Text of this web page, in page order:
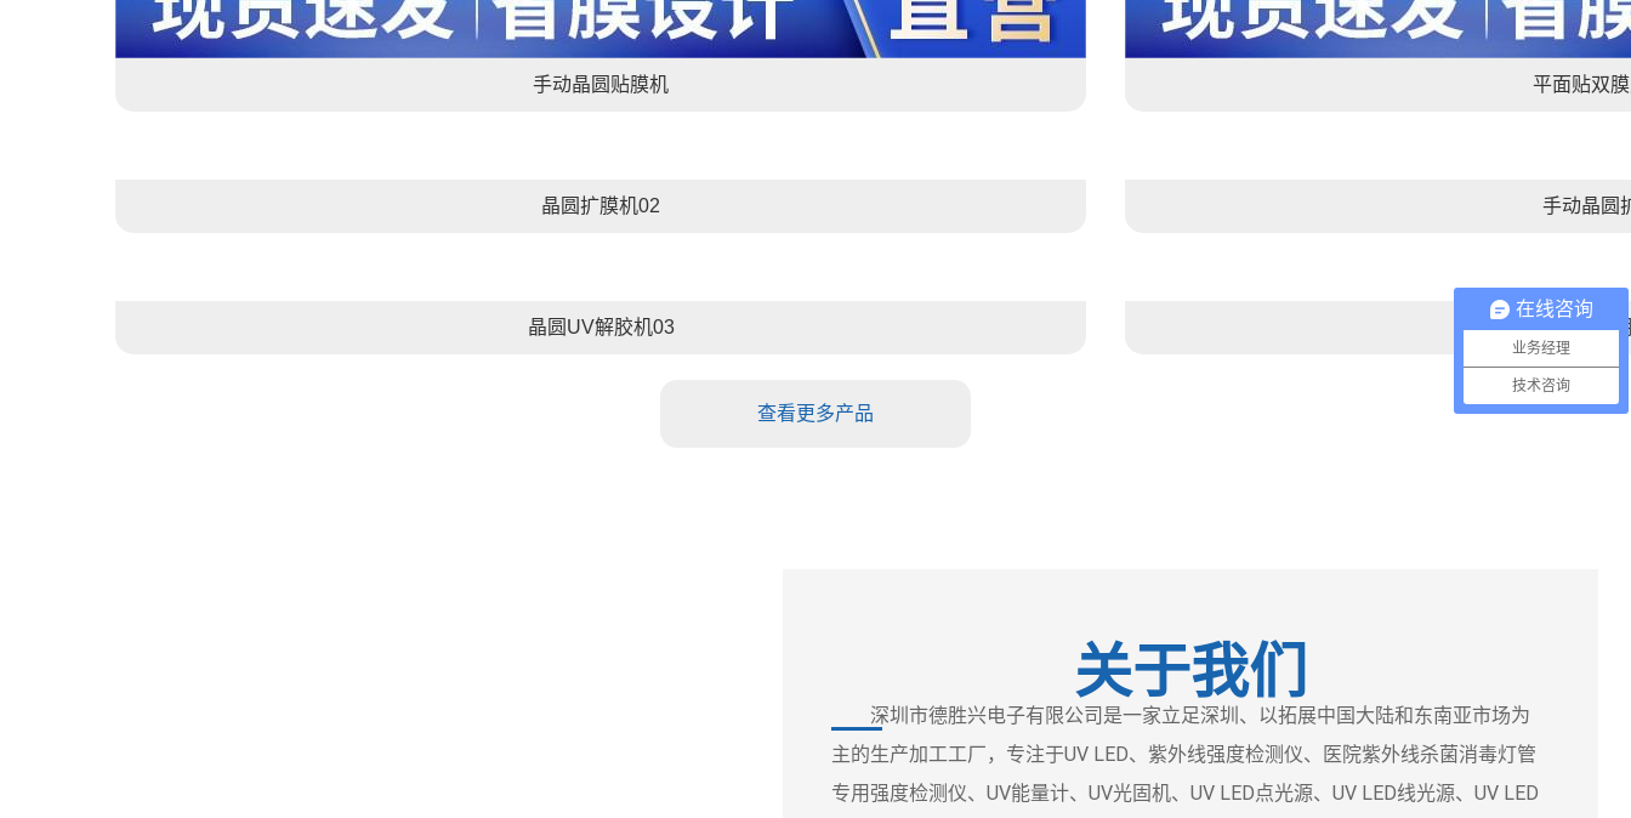
手动晶圆贴膜机 平面贴双
晶圆扩膜机02 手动晶圆
晶圆UV解胶机03 晶圆UV解
查看更多产品
关于我们
深圳市德胜兴电子有限公司是一家立足深圳、以拓展中国大陆和东南亚市场为
主的生产加工工厂，专注于UV LED、紫外线强度检测仪、医院紫外线杀菌消毒灯管
专用强度检测仪、UV能量计、UV光固机、UV LED点光源、UV LED线光源、UV LED
在线咨询
业务经理
技术咨询